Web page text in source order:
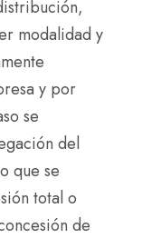
modalidad y
y por
se
del
que se
total o
de